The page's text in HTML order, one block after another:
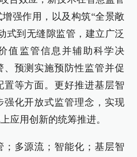
强作用，以及构筑“全景敞
式到无缝隙监管，建立广泛
值监管信息并辅助科学决
、预测实施预防性监管并促
置等方面。更好推进基层智
强化开放式监管理念，实现
应用创新的统筹推进。
；多源流；智能化；基层智